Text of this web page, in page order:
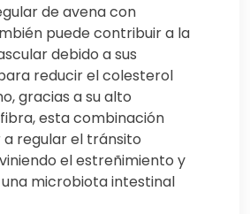
de avena con
puede contribuir a la
debido a sus
reducir el colesterol
gracias a su alto
esta combinación
a regular el tránsito
el estreñimiento y
microbiota intestinal